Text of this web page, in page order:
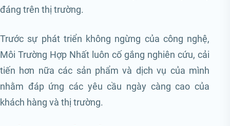
đáng trên thị trường.
Trước sự phát triển không ngừng của công nghệ,
Môi Trường Hợp Nhất luôn cố gắng nghiên cứu, cải
tiến hơn nữa các sản phẩm và dịch vụ của mình
nhằm đáp ứng các yêu cầu ngày càng cao của
khách hàng và thị trường.